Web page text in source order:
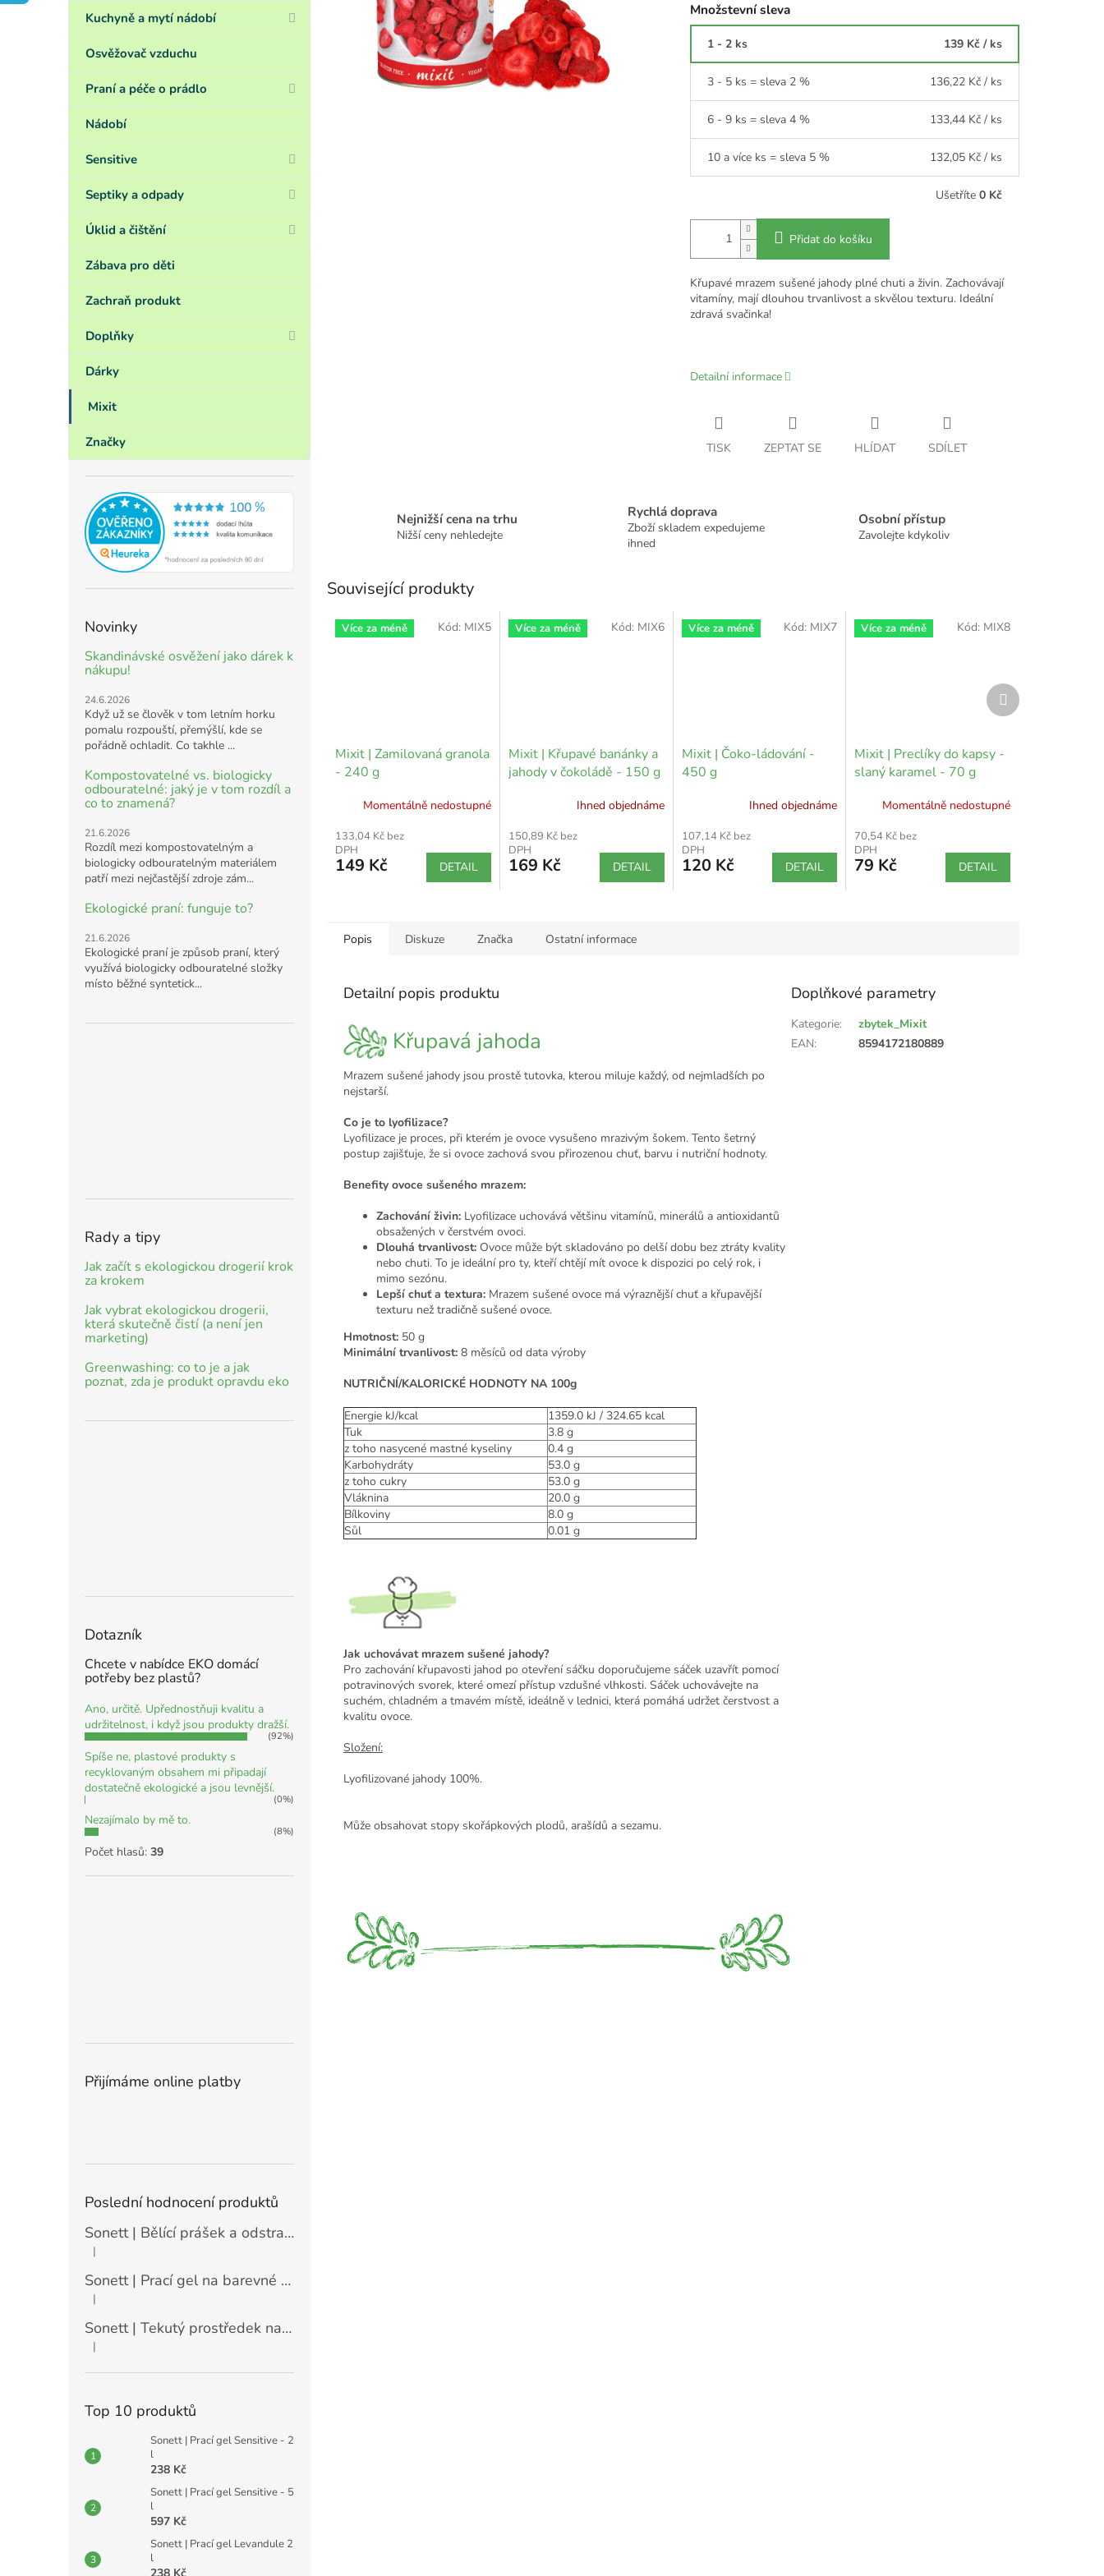
e
Kuchyně a mytí nádobí
Osvěžovač vzduchu
Praní a péče o prádlo
Nádobí
Sensitive
Septiky a odpady
Úklid a čištění
Zábava pro děti
Zachraň produkt
Doplňky
Dárky
Mixit
Značky
Novinky
Skandinávské osvěžení jako dárek k
nákupu!
24.6.2026
Když už se člověk v tom letním horku
pomalu rozpouští, přemýšlí, kde se
pořádně ochladit. Co takhle ...
Kompostovatelné vs. biologicky
odbouratelné: jaký je v tom rozdíl a
co to znamená?
21.6.2026
Rozdíl mezi kompostovatelným a
biologicky odbouratelným materiálem
patří mezi nejčastější zdroje zám...
Ekologické praní: funguje to?
21.6.2026
Ekologické praní je způsob praní, který
využívá biologicky odbouratelné složky
místo běžné syntetick...
Rady a tipy
Jak začít s ekologickou drogerií krok
za krokem
Jak vybrat ekologickou drogerii,
která skutečně čistí (a není jen
marketing)
Greenwashing: co to je a jak
poznat, zda je produkt opravdu eko
Dotazník
Chcete v nabídce EKO domácí
potřeby bez plastů?
Ano, určitě. Upřednostňuji kvalitu a
udržitelnost, i když jsou produkty dražší.
(92%)
Spíše ne, plastové produkty s
recyklovaným obsahem mi připadají
dostatečně ekologické a jsou levnější.
(0%)
Nezajímalo by mě to.
(8%)
Počet hlasů: 39
Přijímáme online platby
Poslední hodnocení produktů
Sonett | Bělící prášek a odstraňovač skvrn - 900 g
Hodnocení produktu je 5 z 5 hvězdiček.
|
Sonett | Prací gel na barevné prádlo máta a citrón - 10 l
Hodnocení produktu je 5 z 5 hvězdiček.
|
Sonett | Tekutý prostředek na nádobí Sensitive - 10 l
Hodnocení produktu je 5 z 5 hvězdiček.
|
Top 10 produktů
Sonett | Prací gel Sensitive - 2
l
238 Kč
Sonett | Prací gel Sensitive - 5
l
597 Kč
Sonett | Prací gel Levandule 2
l
Množstevní sleva
1 - 2 ks 139 Kč / ks
3 - 5 ks = sleva 2 % 136,22 Kč / ks
6 - 9 ks = sleva 4 % 133,44 Kč / ks
10 a více ks = sleva 5 % 132,05 Kč / ks
Ušetříte 0 Kč
Přidat do košíku
Křupavé mrazem sušené jahody plné chuti a živin. Zachovávají
vitamíny, mají dlouhou trvanlivost a skvělou texturu. Ideální
zdravá svačinka!
Detailní informace
TISK ZEPTAT SE HLÍDAT SDÍLET
Nejnižší cena na trhu
Nižší ceny nehledejte
Rychlá doprava
Zboží skladem expedujeme
ihned
Osobní přístup
Zavolejte kdykoliv
Související produkty
Více za méně
Mixit | Zamilovaná granola
- 240 g
Momentálně nedostupné
133,04 Kč bez
DPH
149 Kč DETAIL
Kód: MIX5 Více za méně
Mixit | Křupavé banánky a
jahody v čokoládě - 150 g
Ihned objednáme
150,89 Kč bez
DPH
169 Kč DETAIL
Kód: MIX6 Více za méně
Mixit | Čoko-ládování -
450 g
Ihned objednáme
107,14 Kč bez
DPH
120 Kč DETAIL
Kód: MIX7 Více za méně
Mixit | Preclíky do kapsy -
slaný karamel - 70 g
Momentálně nedostupné
70,54 Kč bez
DPH
79 Kč DETAIL
Kód: MIX8
Další
produkt
Popis Diskuze Značka Ostatní informace
Detailní popis produktu
Křupavá jahoda
Mrazem sušené jahody jsou prostě tutovka, kterou miluje každý, od nejmladších po
nejstarší.
Co je to lyofilizace?
Lyofilizace je proces, při kterém je ovoce vysušeno mrazivým šokem. Tento šetrný
postup zajišťuje, že si ovoce zachová svou přirozenou chuť, barvu i nutriční hodnoty.
Benefity ovoce sušeného mrazem:
Zachování živin: Lyofilizace uchovává většinu vitamínů, minerálů a antioxidantů
obsažených v čerstvém ovoci.
Dlouhá trvanlivost: Ovoce může být skladováno po delší dobu bez ztráty kvality
nebo chuti. To je ideální pro ty, kteří chtějí mít ovoce k dispozici po celý rok, i
mimo sezónu.
Lepší chuť a textura: Mrazem sušené ovoce má výraznější chuť a křupavější
texturu než tradičně sušené ovoce.
Hmotnost: 50 g
Minimální trvanlivost: 8 měsíců od data výroby
NUTRIČNÍ/KALORICKÉ HODNOTY NA 100g
Energie kJ/kcal
1359.0 kJ / 324.65 kcal
Tuk
3.8 g
z toho nasycené mastné kyseliny
0.4 g
Karbohydráty
53.0 g
z toho cukry
53.0 g
Vláknina
20.0 g
Bílkoviny
8.0 g
Sůl
0.01 g
Jak uchovávat mrazem sušené jahody?
Pro zachování křupavosti jahod po otevření sáčku doporučujeme sáček uzavřít pomocí
potravinových svorek, které omezí přístup vzdušné vlhkosti. Sáček uchovávejte na
suchém, chladném a tmavém místě, ideálně v lednici, která pomáhá udržet čerstvost a
kvalitu ovoce.
Složení:
Lyofilizované jahody 100%.
Může obsahovat stopy skořápkových plodů, arašídů a sezamu.
Doplňkové parametry
Kategorie:
zbytek_Mixit
EAN: 8594172180889